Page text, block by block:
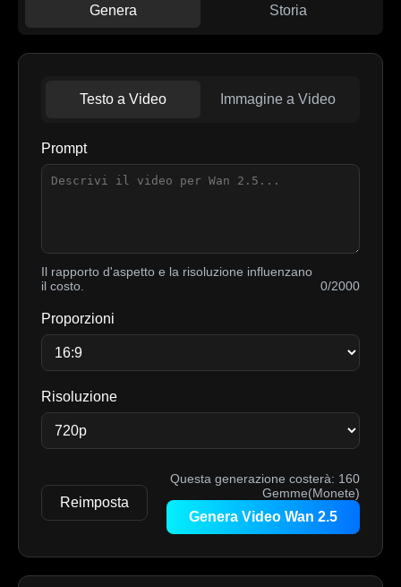
Genera Storia
Testo a Video Immagine a Video
Prompt
Il rapporto d'aspetto e la risoluzione influenzano
il costo.
0/2000
Proporzioni
Risoluzione
Reimposta
Questa generazione costerà: 160
Gemme(Monete)
Genera Video Wan 2.5